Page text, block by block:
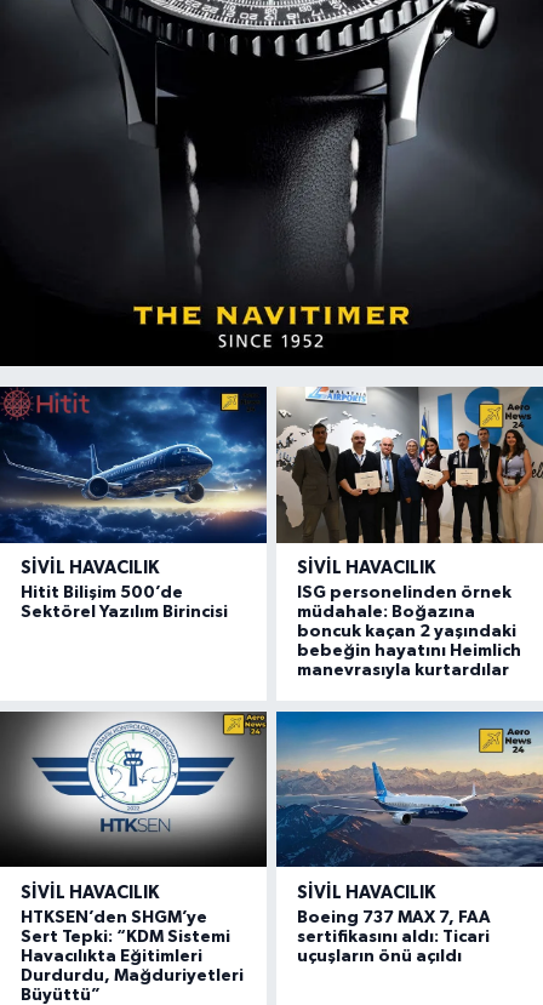
SIVIL HAVACILIK
Hitit Bilişim 500’de
Sektörel Yazılım Birincisi
SIVIL HAVACILIK
ISG personelinden örnek
müdahale: Boğazına
boncuk kaçan 2 yaşındaki
bebeğin hayatını Heimlich
manevrasıyla kurtardılar
SIVIL HAVACILIK
HTKSEN’den SHGM’ye
Sert Tepki: “KDM Sistemi
Havacılıkta Eğitimleri
Durdurdu, Mağduriyetleri
Büyüttü”
SIVIL HAVACILIK
Boeing 737 MAX 7, FAA
sertifikasını aldı: Ticari
uçuşların önü açıldı